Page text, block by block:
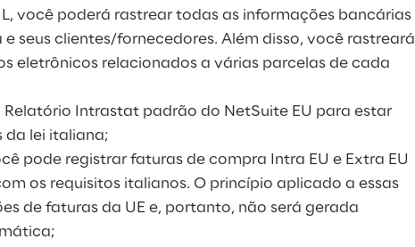
você poderá rastrear todas as informações bancárias
seus clientes/fornecedores. Além disso, você rastreará
eletrônicos relacionados a várias parcelas de cada
Relatório Intrastat padrão do NetSuite EU para estar
da lei italiana;
pode registrar faturas de compra Intra EU e Extra EU
os requisitos italianos. O princípio aplicado a essas
de faturas da UE e, portanto, não será gerada